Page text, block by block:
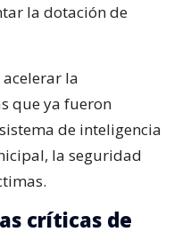
la dotación de
la
que ya fueron
de inteligencia
la seguridad
críticas de